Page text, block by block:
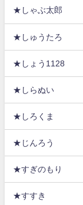
★しゃぶ太郎
★しゅうたろ
★しょう1128
★しらぬい
★しろくま
★じんろう
★すぎのもり
★すすき